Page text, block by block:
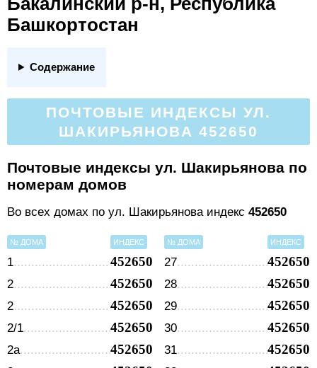
Башкортостан
Содержание
ПОЧТОВЫЕ ИНДЕКСЫ УЛ.
ШАКИРЬЯНОВА 452650
Почтовые индексы ул. Шакирьянова по
номерам домов
Во всех домах по ул. Шакирьянова индекс 452650
№ ДОМА ИНДЕКС
1 452650
2 452650
2 452650
2/1 452650
2а 452650
№ ДОМА ИНДЕКС
27 452650
28 452650
29 452650
30 452650
31 452650